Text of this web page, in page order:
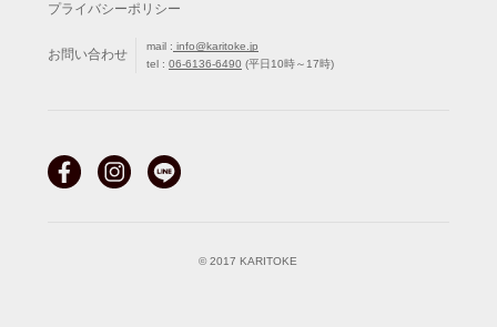
プライバシーポリシー
お問い合わせ
mail : info@karitoke.jp
tel : 06-6136-6490 (平日10時～17時)
© 2017 KARITOKE